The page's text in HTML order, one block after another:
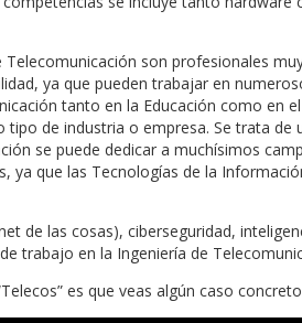
Telecomunicación son profesionales
ya que pueden trabajar en
tanto en la Educación como en
de industria o empresa. Se trata de
se puede dedicar a muchísimos
ya que las Tecnologías de la
de las cosas), ciberseguridad,
trabajo en la Ingeniería de
es que veas algún caso